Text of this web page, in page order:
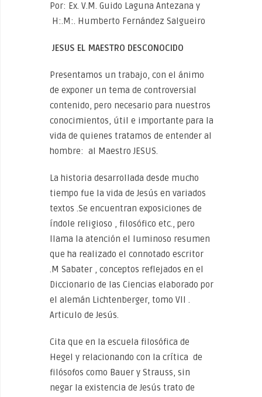
Por: Ex. V.M. Guido Laguna Antezana y
H:.M:. Humberto Fernández Salgueiro
JESUS EL MAESTRO DESCONOCIDO
Presentamos un trabajo, con el ánimo
de exponer un tema de controversial
contenido, pero necesario para nuestros
conocimientos, útil e importante para la
vida de quienes tratamos de entender al
hombre: al Maestro JESUS.
La historia desarrollada desde mucho
tiempo fue la vida de Jesús en variados
textos .Se encuentran exposiciones de
índole religioso , filosófico etc., pero
llama la atención el luminoso resumen
que ha realizado el connotado escritor
.M Sabater , conceptos reflejados en el
Diccionario de las Ciencias elaborado por
el alemán Lichtenberger, tomo VII .
Articulo de Jesús.
Cita que en la escuela filosófica de
Hegel y relacionando con la crítica de
filósofos como Bauer y Strauss, sin
negar la existencia de Jesús trato de